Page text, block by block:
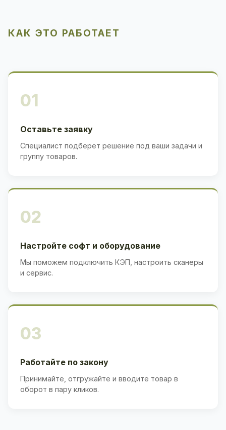
КАК ЭТО РАБОТАЕТ
01
Оставьте заявку
Специалист подберет решение под ваши задачи и
группу товаров.
02
Настройте софт и оборудование
Мы поможем подключить КЭП, настроить сканеры
и сервис.
03
Работайте по закону
Принимайте, отгружайте и вводите товар в
оборот в пару кликов.